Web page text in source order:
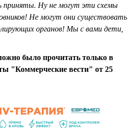
приняты. Ну не могут эти схемы
Не могут они существовать
органов! Мы с вами дети,
было прочитать только в
"Коммерческие вести" от 25